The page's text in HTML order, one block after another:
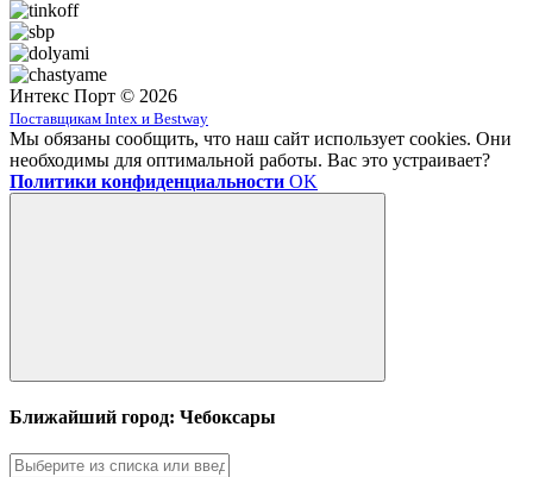
Интекс Порт © 2026
Поставщикам Intex и Bestway
Мы обязаны сообщить, что наш сайт использует cookies. Они
необходимы для оптимальной работы. Вас это устраивает?
Политики конфиденциальности OK
Ближайший город: Чебоксары